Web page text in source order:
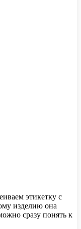
этикетку с
изделию она
сразу понять к